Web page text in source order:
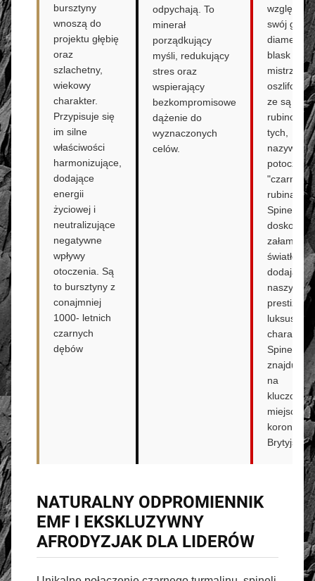
bursztyny
wnoszą do
projektu głębię
oraz
szlachetny,
wiekowy
charakter.
Przypisuje się
im silne
właściwości
harmonizujące,
dodające
energii
życiowej i
neutralizujące
negatywne
wpływy
otoczenia. Są
to bursztyny z
conajmniej
1000- letnich
czarnych
dębów
odpychają. To
minerał
porządkujący
myśli, redukujący
stres oraz
wspierający
bezkompromisowe
dążenie do
wyznaczonych
celów.
względu
swój
blask po
ze są
rubinowa
tych,
nazywane
potocznie
"czarnymi
rubinami".
Spinele
doskonale
załamują
światło,
dodając
Spinele
znajdują
na
kluczowym
miejscu w
koronie
Brytyjskiej.
NATURALNY ODPROMIENNIK
EMF I EKSKLUZYWNY
AFRODYZJAK DLA LIDERÓW